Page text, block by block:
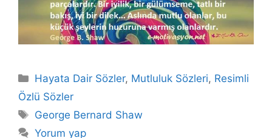
Kategoriler
Hayata Dair Sözler, Mutluluk Sözleri, Resimli
Özlü Sözler
Etiketler
George Bernard Shaw
Yorum yap